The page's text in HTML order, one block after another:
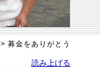
> 募金をありがとう
読み上げる